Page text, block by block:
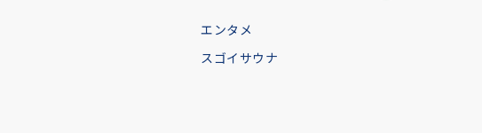
エンタメ
スゴイサウナ